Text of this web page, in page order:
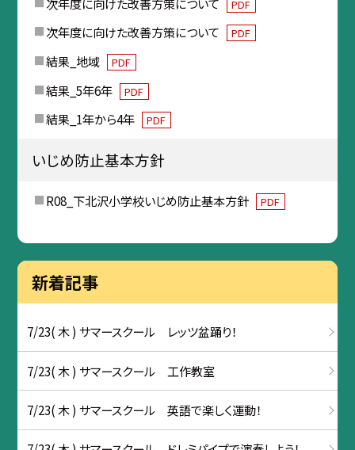
PDF
次年度に向けた改善方策について PDF
結果_地域 PDF
結果_5年6年 PDF
結果_1年から4年 PDF
いじめ防止基本方針
R08_下北沢小学校いじめ防止基本方針 PDF
新着記事
7/23( 木 ) サマースクール レッツ盆踊り！
7/23( 木 ) サマースクール 工作教室
7/23( 木 ) サマースクール 英語で楽しく運動！